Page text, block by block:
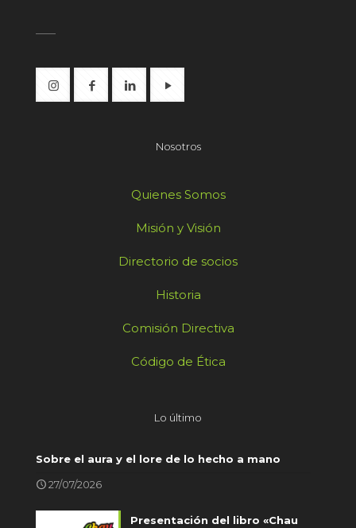
Nosotros
Quienes Somos
Misión y Visión
Directorio de socios
Historia
Comisión Directiva
Código de Ética
Lo último
Sobre el aura y el lore de lo hecho a mano
27/07/2026
Presentación del libro «Chau